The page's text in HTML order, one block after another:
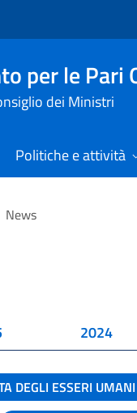
per le Pari
dei Ministri
Politiche e attività
News
2024
DEGLI ESSERI